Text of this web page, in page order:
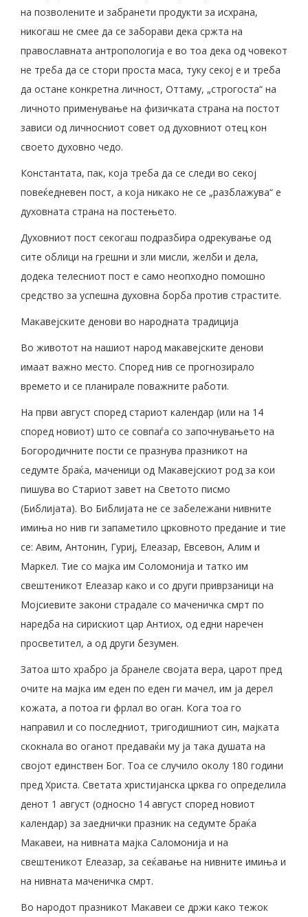
на позволените и забранети продукти за исхрана,
никогаш не смее да се заборави дека сржта на
православната антропологија е во тоа дека од човекот
не треба да се стори проста маса, туку секој е и треба
да остане конкретна личност, Оттаму, „строгоста“ на
личното применување на физичката страна на постот
зависи од личносниот совет од духовниот отец кон
своето духовно чедо.
Константата, пак, која треба да се следи во секој
повеќедневен пост, а која никако не се „разблажува“ е
духовната страна на постењето.
Духовниот пост секогаш подразбира одрекување од
сите облици на грешни и зли мисли, желби и дела,
додека телесниот пост е само неопходно помошно
средство за успешна духовна борба против страстите.
Макавејските денови во народната традиција
Во животот на нашиот народ макавејските денови
имаат важно место. Според нив се прогнозирало
времето и се планирале поважните работи.
На први август според стариот календар (или на 14
според новиот) што се совпаѓа со започнувањето на
Богородичните пости се празнува празникот на
седумте браќа, маченици од Макавејскиот род за кои
пишува во Стариот завет на Светото писмо
(Библијата). Во Библијата не се забележани нивните
имиња но нив ги запаметило црковното предание и тие
се: Авим, Антонин, Гуриј, Елеазар, Евсевон, Алим и
Маркел. Тие со мајка им Соломонија и татко им
свештеникот Елеазар како и со други приврзаници на
Мојсиевите закони страдале со маченичка смрт по
наредба на сирискиот цар Антиох, од едни наречен
просветител, а од други безумен.
Затоа што храбро ја бранеле својата вера, царот пред
очите на мајка им еден по еден ги мачел, им ја дерел
кожата, а потоа ги фрлал во оган. Кога тоа го
направил и со последниот, тригодишниот син, мајката
скокнала во оганот предаваќи му ја така душата на
својот единствен Бог. Тоа се случило околу 180 години
пред Христа. Светата христијанска црква го определила
денот 1 август (односно 14 август според новиот
календар) за заеднички празник на седумте браќа
Макавеи, на нивната мајка Саломонија и на
свештеникот Елеазар, за сеќавање на нивните имиња и
на нивната маченичка смрт.
Во народот празникот Макавеи се држи како тежок